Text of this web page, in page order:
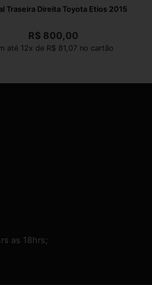
Traseira Direita Toyota Etios 2015
R$ 800,00
até 12x de R$ 81,07 no cartão
as 18hrs;